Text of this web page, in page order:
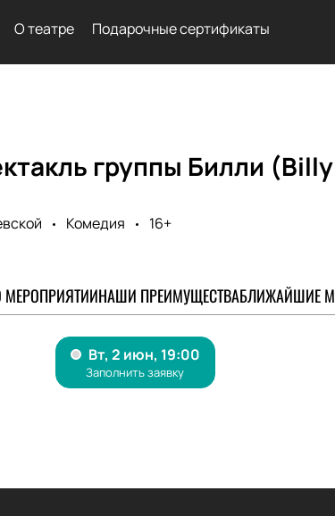
О театре Подарочные сертификаты
группы Билли
Комедия
16+
МЕРОПРИЯТИИНАШИ ПРЕИМУЩЕСТВАБЛИЖАЙШИЕ